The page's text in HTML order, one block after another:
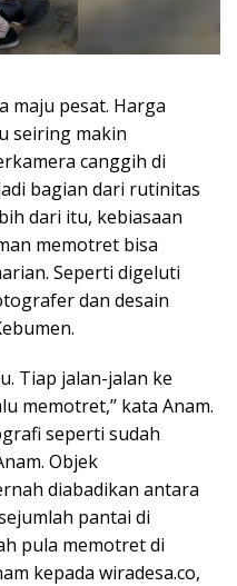
maju pesat. Harga
seiring makin
canggih di
bagian dari rutinitas
dari itu, kebiasaan
memotret bisa
Seperti digeluti
dan desain
Tiap jalan-jalan ke
memotret,’’ kata Anam.
seperti sudah
Objek
diabadikan antara
pantai di
pula memotret di
kepada wiradesa.co,